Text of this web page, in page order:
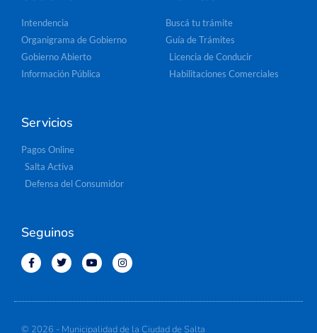
Intendencia
Organigrama de Gobierno
Gobierno Abierto
Información Pública
Buscá tu trámite
Guía de Trámites
Licencia de Conducir
Habilitaciones Comerciales
Servicios
Pagos Online
Salta Activa
Defensa del Consumidor
Seguinos
© 2026 - Municipalidad de la Ciudad de Salta